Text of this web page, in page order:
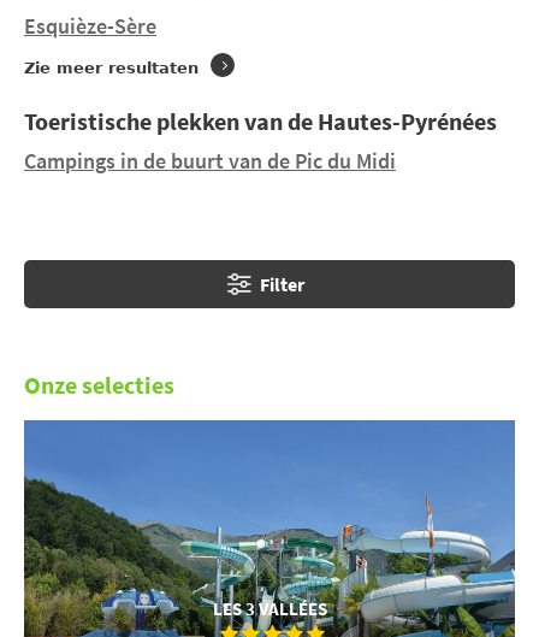
Nestalas
en 5 campings in de buurt. Ontdek LARBEY
en LES 3 VALLÉES gelegen in
km en LES GLÈRES gelegen in
Esquièze-Sère
Zie meer resultaten
Toeristische plekken van de Hautes-Pyrénées
Campings in de buurt van de Pic du Midi
Filter
Onze selecties
LES 3 VALLÉES